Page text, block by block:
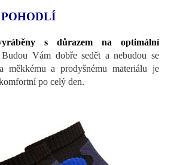
s důrazem na optimální
Vám dobře sedět a nebudou se
měkkému a prodyšnému materiálu je
po celý den.